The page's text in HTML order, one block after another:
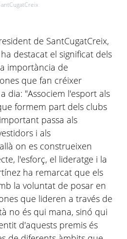
de SantCugatCreix,
destacat el significat dels
importància de
que fan créixer
dia: "Associem l'esport als
formem part dels clubs
passa als
i als
on es construeixen
l'esforç, el lideratge i la
ha remarcat que els
la voluntat de posar en
que lideren a través de
no és qui mana, sinó qui
d'aquests premis és